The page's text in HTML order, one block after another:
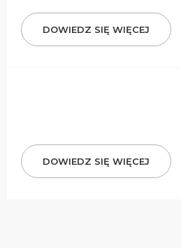
DOWIEDZ SIĘ WIĘCEJ
DOWIEDZ SIĘ WIĘCEJ